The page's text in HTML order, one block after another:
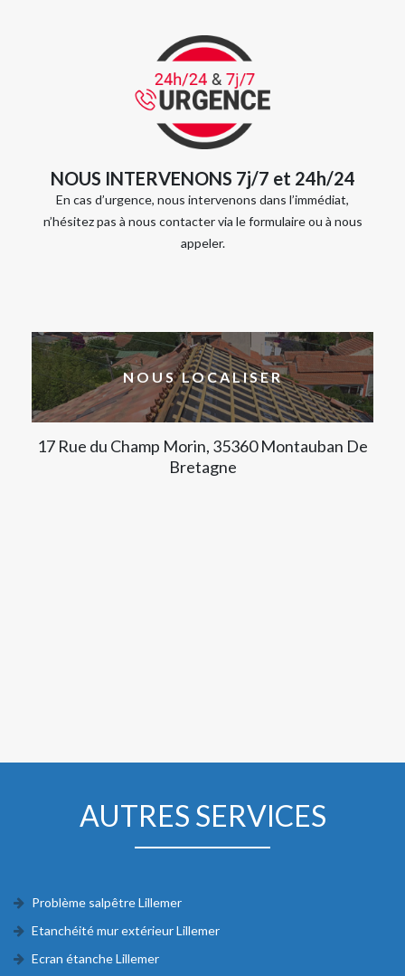
NOUS INTERVENONS 7j/7 et 24h/24
En cas d’urgence, nous intervenons dans l’immédiat,
n’hésitez pas à nous contacter via le formulaire ou à nous
appeler.
NOUS LOCALISER
17 Rue du Champ Morin, 35360 Montauban De
Bretagne
AUTRES SERVICES
Problème salpêtre Lillemer
Etanchéité mur extérieur Lillemer
Ecran étanche Lillemer